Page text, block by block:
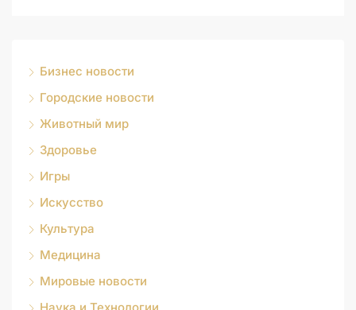
Бизнес новости
Городские новости
Животный мир
Здоровье
Игры
Искусство
Культура
Медицина
Мировые новости